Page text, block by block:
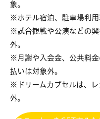
象。
※ホテル宿泊、駐車場利用
※試合観戦や公演などの
外。
※月謝や入会金、公共料
払いは対象外。
※ドリームカプセルは、
外。